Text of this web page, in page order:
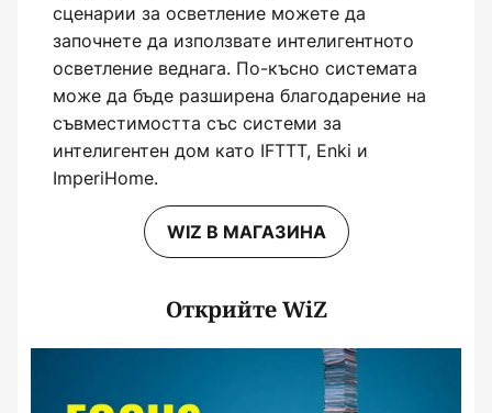
сценарии за осветление можете да
започнете да използвате интелигентното
осветление веднага. По-късно системата
може да бъде разширена благодарение на
съвместимостта със системи за
интелигентен дом като IFTTT, Enki и
ImperiHome.
WIZ В МАГАЗИНА
Открийте WiZ